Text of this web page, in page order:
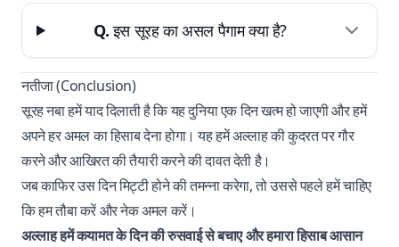
Q.इस सूरह का असल पैगाम क्या है?
नतीजा (Conclusion)
सूरह नबा हमें याद दिलाती है कि यह दुनिया एक दिन खत्म हो जाएगी और हमें
अपने हर अमल का हिसाब देना होगा। यह हमें अल्लाह की कुदरत पर गौर
करने और आखिरत की तैयारी करने की दावत देती है।
जब काफिर उस दिन मिट्टी होने की तमन्ना करेगा, तो उससे पहले हमें चाहिए
कि हम तौबा करें और नेक अमल करें।
अल्लाह हमें कयामत के दिन की रुसवाई से बचाए और हमारा हिसाब आसान